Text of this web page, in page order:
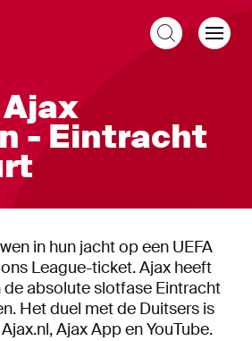
- Eintracht
in hun jacht op een UEFA
League-ticket. Ajax heeft
absolute slotfase Eintracht
Het duel met de Duitsers is
Ajax App en YouTube.